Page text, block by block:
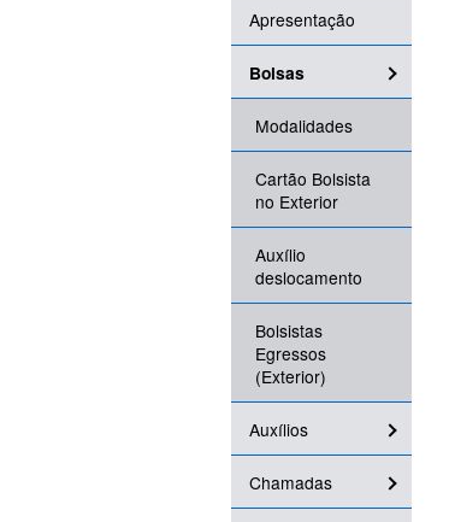
Apresentação
Bolsas
Modalidades
Cartão Bolsista
no Exterior
Auxílio
deslocamento
Bolsistas
Egressos
(Exterior)
Auxílios
Chamadas